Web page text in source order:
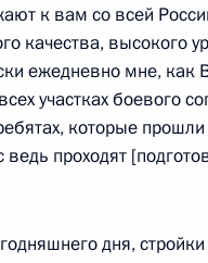
России» Алексеем
Кремль
к вам со всей
качества, высокого
ежедневно мне, как
участках боевого
которые прошли
ведь проходят
дня,